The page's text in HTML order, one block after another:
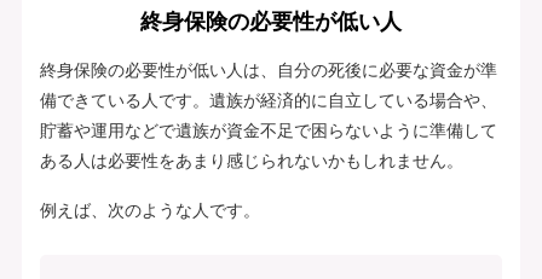
終身保険の必要性が低い人
終身保険の必要性が低い人は、自分の死後に必要な資金が準
備できている人です。遺族が経済的に自立している場合や、
貯蓄や運用などで遺族が資金不足で困らないように準備して
ある人は必要性をあまり感じられないかもしれません。
例えば、次のような人です。